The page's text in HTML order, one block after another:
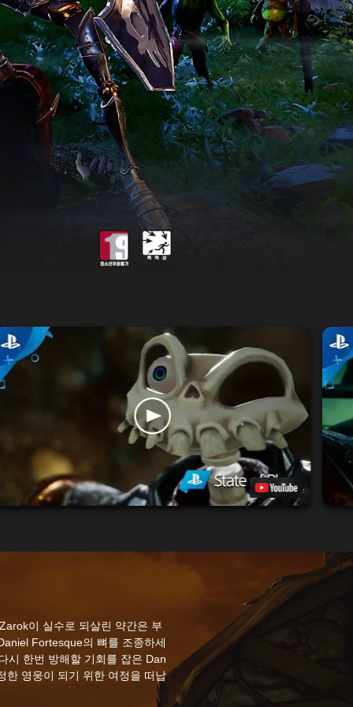
이 실수로 되살린 약간은 부
Fortesque의 뼈를 조종하세
시 한번 방해할 기회를 잡은 Dan
한 영웅이 되기 위한 여정을 떠납